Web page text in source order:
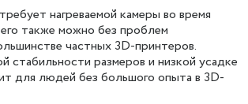
нагреваемой камеры во время
также можно без проблем
частных 3D-принтеров.
стабильности размеров и низкой усадке
для людей без большого опыта в 3D-